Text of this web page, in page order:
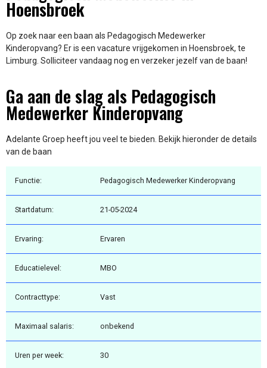
Hoensbroek
Op zoek naar een baan als Pedagogisch Medewerker
Kinderopvang? Er is een vacature vrijgekomen in Hoensbroek, te
Limburg. Solliciteer vandaag nog en verzeker jezelf van de baan!
Ga aan de slag als Pedagogisch
Medewerker Kinderopvang
Adelante Groep heeft jou veel te bieden. Bekijk hieronder de details
van de baan
Functie: Pedagogisch Medewerker Kinderopvang
Startdatum: 21-05-2024
Ervaring: Ervaren
Educatielevel: MBO
Contracttype: Vast
Maximaal salaris: onbekend
Uren per week: 30